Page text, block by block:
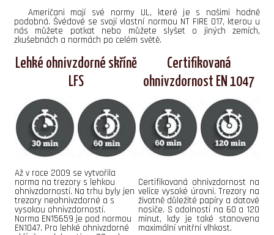
Američani mají své normy UL, které je s našimi hodně
podobná. Švédové se svojí vlastní normou NT FIRE 017, kterou u
nás můžete potkat nebo můžete slyšet o jiných zemích,
zkušebnách a normách po celém světě.
Lehké ohnivzdorné skříně
LFS
Certifikovaná
ohnivzdornost EN 1047
Až v roce 2009 se vytvořila
norma na trezory s lehkou
ohnivzdorností. Na trhu byly jen
trezory neohnivzdorné a s
vysokou ohnivzdorností.
Norma EN15659 je pod normou
EN1047. Pro lehké ohnivzdorné
Certifikovaná ohnivzdornost na
velice vysoké úrovni. Trezory na
životně důležité papíry a datové
nosiče. S odolností na 60 a 120
minut, kdy je také stanovena
maximální vnitřní vlhkost.